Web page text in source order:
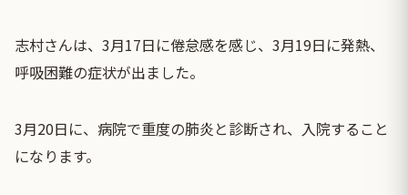
志村さんは、3月17日に倦怠感を感じ、3月19日に発熱、
呼吸困難の症状が出ました。
3月20日に、病院で重度の肺炎と診断され、入院すること
になります。